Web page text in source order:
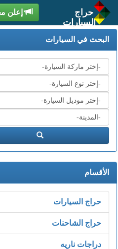
حراج
السيارات
إعلن
البحث في السيارات
قائمة
الشركات
الموديل
السنة
المدينة
ابحث
الأقسام
حراج السيارات
حراج الشاحنات
دراجات ناريه